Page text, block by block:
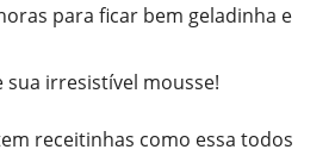
para ficar bem geladinha e
sua irresistível mousse!
receitinhas como essa todos